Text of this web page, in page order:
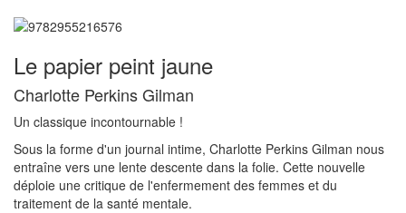
Le papier peint jaune
Charlotte Perkins Gilman
Un classique incontournable !
Sous la forme d'un journal intime, Charlotte Perkins Gilman nous
entraîne vers une lente descente dans la folie. Cette nouvelle
déploie une critique de l'enfermement des femmes et du
traitement de la santé mentale.